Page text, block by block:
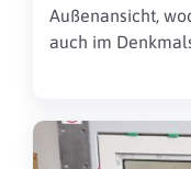
Außenansicht,
auch im